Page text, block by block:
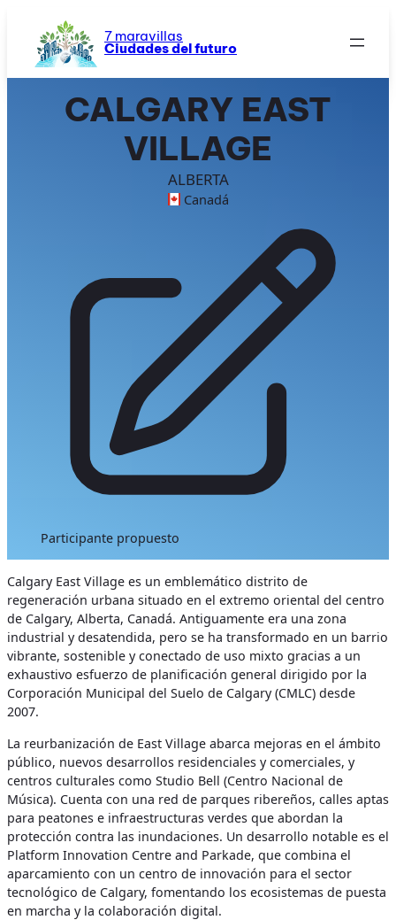
contenido
7 maravillas
Ciudades del futuro
CALGARY EAST
VILLAGE
ALBERTA
Canadá
Participante propuesto
Calgary East Village es un emblemático distrito de
regeneración urbana situado en el extremo oriental del centro
de Calgary, Alberta, Canadá. Antiguamente era una zona
industrial y desatendida, pero se ha transformado en un barrio
vibrante, sostenible y conectado de uso mixto gracias a un
exhaustivo esfuerzo de planificación general dirigido por la
Corporación Municipal del Suelo de Calgary (CMLC) desde
2007.
La reurbanización de East Village abarca mejoras en el ámbito
público, nuevos desarrollos residenciales y comerciales, y
centros culturales como Studio Bell (Centro Nacional de
Música). Cuenta con una red de parques ribereños, calles aptas
para peatones e infraestructuras verdes que abordan la
protección contra las inundaciones. Un desarrollo notable es el
Platform Innovation Centre and Parkade, que combina el
aparcamiento con un centro de innovación para el sector
tecnológico de Calgary, fomentando los ecosistemas de puesta
en marcha y la colaboración digital.